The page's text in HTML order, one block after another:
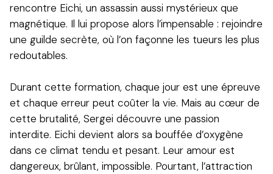
rencontre Eichi, un assassin aussi mystérieux que
magnétique. Il lui propose alors l’impensable : rejoindre
une guilde secrète, où l’on façonne les tueurs les plus
redoutables.
Durant cette formation, chaque jour est une épreuve
et chaque erreur peut coûter la vie. Mais au cœur de
cette brutalité, Sergei découvre une passion
interdite. Eichi devient alors sa bouffée d’oxygène
dans ce climat tendu et pesant. Leur amour est
dangereux, brûlant, impossible. Pourtant, l’attraction